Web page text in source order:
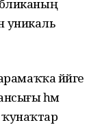
уникаль
йәйге
һәм